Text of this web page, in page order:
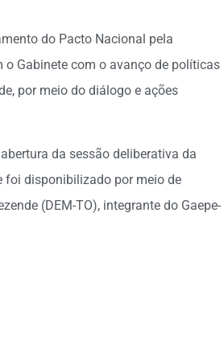
do Pacto Nacional pela
Gabinete com o avanço de políticas
por meio do diálogo e ações
da sessão deliberativa da
foi disponibilizado por meio de
(DEM-TO), integrante do Gaepe-